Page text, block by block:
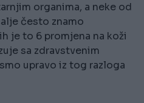
organima, a neke od
često znamo
je to 6 promjena na koži
sa zdravstvenim
upravo iz tog razloga